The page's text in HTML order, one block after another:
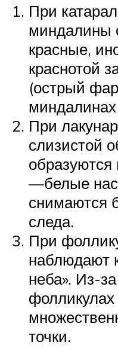
При
миндалины
красные,
краснотой
(острый
миндалинах
При
слизистой
образуются
—белые
снимаются
следа.
При
наблюдают
неба». Из-
точки.